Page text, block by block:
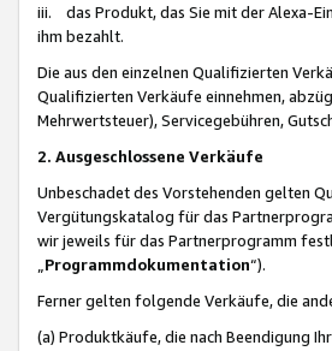
iii. das Produkt, das Sie mit der Alexa-
ihm bezahlt.
Die aus den einzelnen Qualifizierten
Qualifizierten Verkäufe einnehmen,
Mehrwertsteuer), Servicegebühren,
2. Ausgeschlossene Verkäufe
Unbeschadet des Vorstehenden gelten
Vergütungskatalog für das
wir jeweils für das Partnerprogramm
Programmdokumentation“).
Ferner gelten folgende Verkäufe, die
(a) Produktkäufe, die nach Beendigung